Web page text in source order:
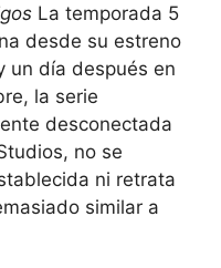
La temporada 5
desde su estreno
un día después en
la serie
desconectada
no se
ni retrata
similar a